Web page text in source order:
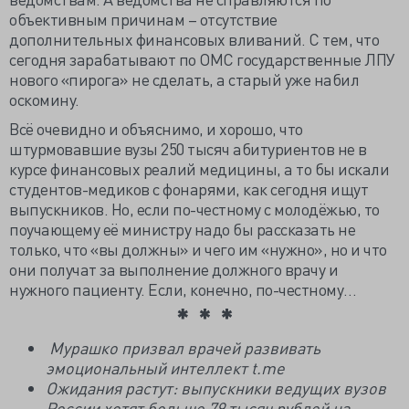
объективным причинам – отсутствие
дополнительных финансовых вливаний. С тем, что
сегодня зарабатывают по ОМС государственные ЛПУ
нового «пирога» не сделать, а старый уже набил
оскомину.
Всё очевидно и объяснимо, и хорошо, что
штурмовавшие вузы 250 тысяч абитуриентов не в
курсе финансовых реалий медицины, а то бы искали
студентов-медиков с фонарями, как сегодня ищут
выпускников. Но, если по-честному с молодёжью, то
поучающему её министру надо бы рассказать не
только, что «вы должны» и чего им «нужно», но и что
они получат за выполнение должного врачу и
нужного пациенту. Если, конечно, по-честному…
Мурашко призвал врачей развивать
эмоциональный интеллект t.me
Ожидания растут: выпускники ведущих вузов